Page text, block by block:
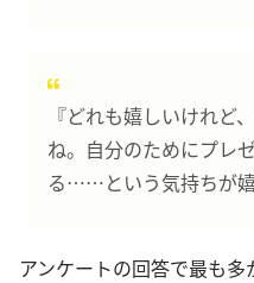
『どれも嬉しいけれど
ね。自分のためにプレ
る……という気持ちが嬉
アンケートの回答で最も